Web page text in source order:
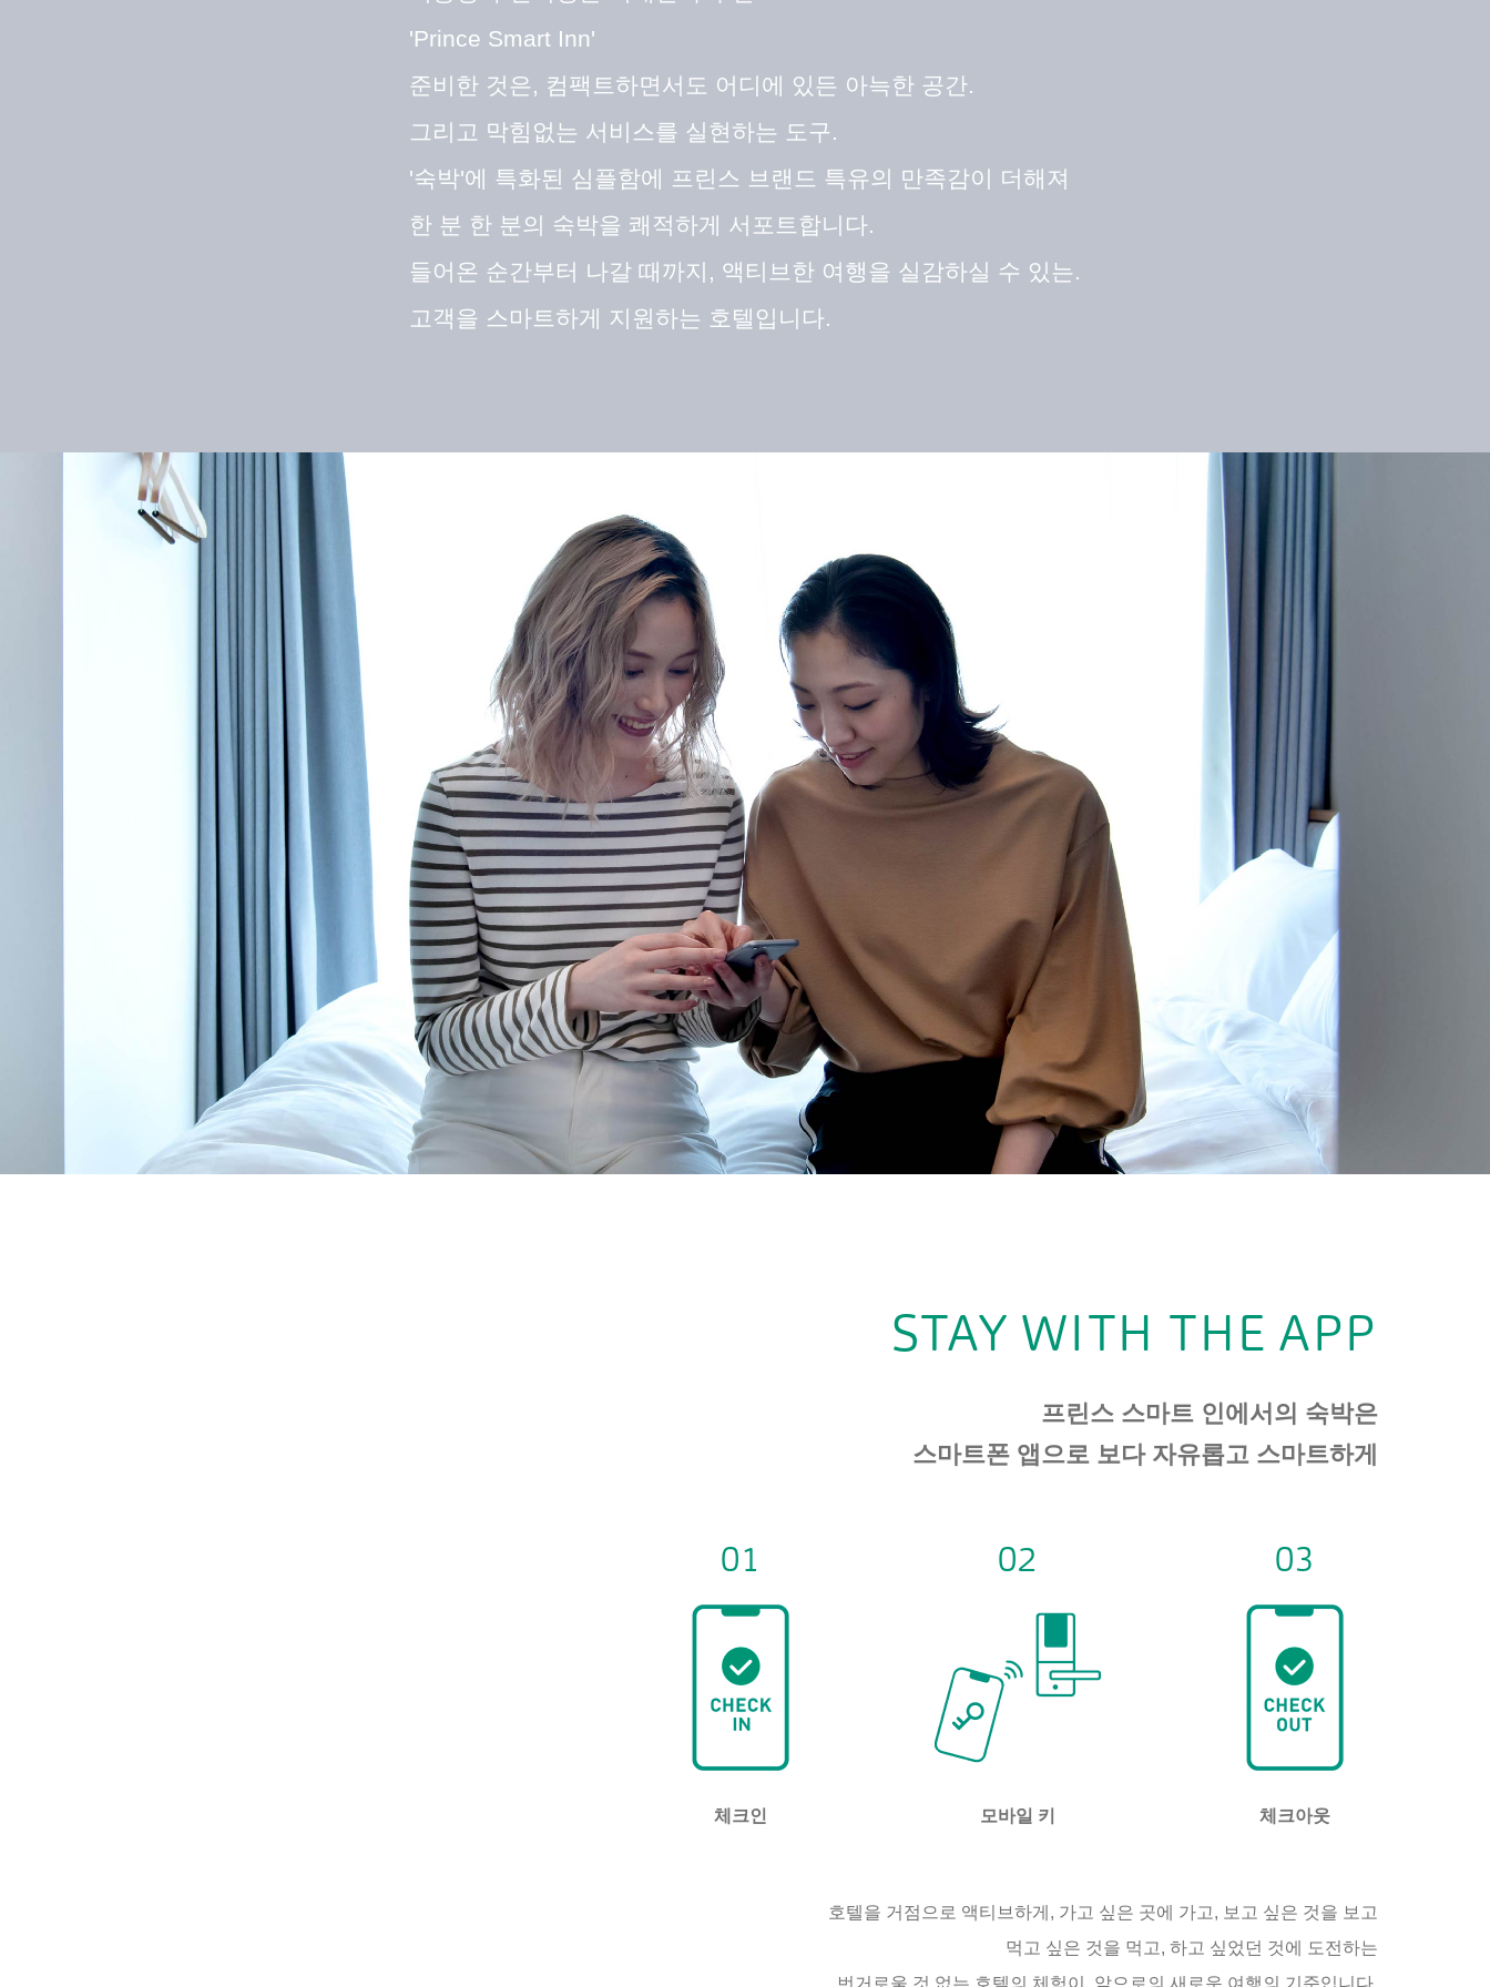
'Prince Smart Inn'
준비한 것은, 컴팩트하면서도 어디에 있든 아늑한 공간.
그리고 막힘없는 서비스를 실현하는 도구.
'숙박'에 특화된 심플함에 프린스 브랜드 특유의 만족감이 더해져
한 분 한 분의 숙박을 쾌적하게 서포트합니다.
들어온 순간부터 나갈 때까지, 액티브한 여행을 실감하실 수 있는.
고객을 스마트하게 지원하는 호텔입니다.
STAY WITH THE APP
프린스 스마트 인에서의 숙박은
스마트폰 앱으로 보다 자유롭고 스마트하게
01
체크인
02
모바일 키
03
체크아웃
호텔을 거점으로 액티브하게, 가고 싶은 곳에 가고, 보고 싶은 것을 보고
먹고 싶은 것을 먹고, 하고 싶었던 것에 도전하는
번거로울 것 없는 호텔의 체험이, 앞으로의 새로운 여행의 기준입니다.